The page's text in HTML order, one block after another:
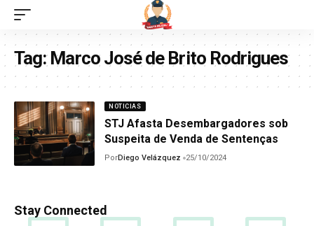
Tag:Marco José de Brito Rodrigues
NOTICIAS
STJ Afasta Desembargadores sob
Suspeita de Venda de Sentenças
PorDiego Velázquez 25/10/2024
Stay Connected